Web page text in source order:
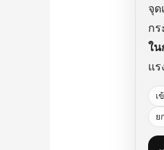
จุ
กร
ใน
แ
เ
ย